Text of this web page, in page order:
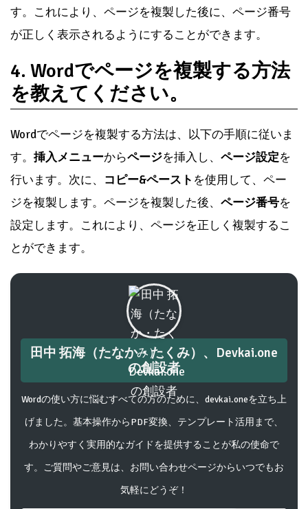
す。これにより、ページを複製した後に、ページ番号
が正しく表示されるようにすることができます。
4. Wordでページを複製する方法
を教えてください。
Wordでページを複製する方法は、以下の手順に従いま
す。 挿入メニューからページを挿入し、 ページ設定を
行います。次に、 コピー&ペースト を使用して、ペー
ジを複製します。ページを複製した後、 ページ番号を
設定します。これにより、ページを正しく複製するこ
とができます。
田中 拓海（たなか・たくみ）、Devkai.one
の創設者
Wordの使い方に悩むすべての方のために、devkai.oneを立ち上
げました。基本操作からPDF変換、テンプレート活用まで、
わかりやすく実用的なガイドを提供することが私の使命で
す。ご質問やご意見は、お問い合わせページからいつでもお
気軽にどうぞ！